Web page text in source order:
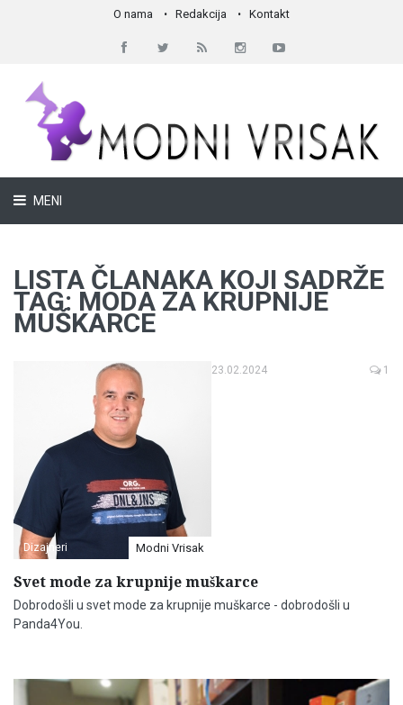
O nama Redakcija Kontakt
MENI
LISTA ČLANAKA KOJI SADRŽE
TAG: MODA ZA KRUPNIJE
MUŠKARCE
Dizajneri Modni Vrisak
23.02.2024 1
Svet mode za krupnije muškarce
Dobrodošli u svet mode za krupnije muškarce - dobrodošli u
Panda4You.